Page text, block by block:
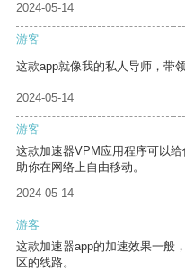
2024-05-14
游客
这款app就像我的私人导师，带
2024-05-14
游客
这款加速器VPM应用程序可以
助你在网络上自由移动。
2024-05-14
游客
这款加速器app的加速效果一般
区的线路。